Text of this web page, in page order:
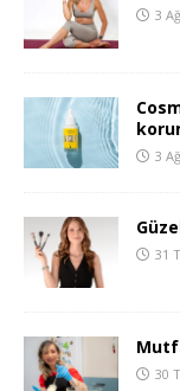
3
3
31
30